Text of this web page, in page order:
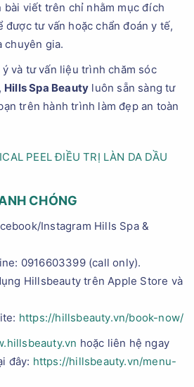
bài viết trên chỉ nhằm mục đích
tư vấn hoặc chẩn đoán y tế,
chuyên gia.
và tư vấn liệu trình chăm sóc
Hills Spa Beauty luôn sẵn sàng tư
trên hành trình làm đẹp an toàn
PEEL ĐIỀU TRỊ LÀN DA DẦU
CHÓNG
Instagram Hills Spa &
0916603399 (call only).
Hillsbeauty trên Apple Store và
https://hillsbeauty.vn/book-now/
hoặc liên hệ ngay
đây: https://hillsbeauty.vn/menu-